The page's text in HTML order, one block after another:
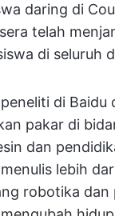
daring di
telah
di seluruh
di Baidu
pakar di
dan
lebih
robotika dan